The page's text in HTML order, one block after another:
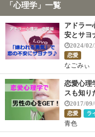
「心理学」一覧
アドラー
安とサヨ
2024/02/
恋愛
なごみぃ
恋愛心理
スも知り
2017/09/
恋愛 ラ
青色